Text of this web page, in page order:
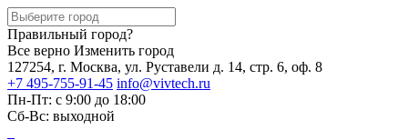
Правильный город?
Все верно Изменить город
127254, г. Москва, ул. Руставели д. 14, стр. 6, оф. 8
+7 495-755-91-45 info@vivtech.ru
Пн-Пт: с 9:00 до 18:00
Сб-Вс: выходной